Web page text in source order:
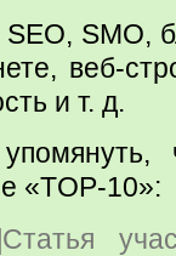
SMO,
веб-
и т. д.
«TOP-10»: